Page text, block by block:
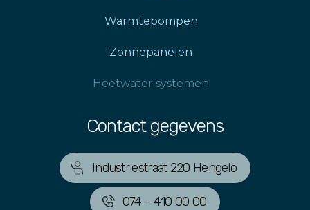
Warmtepompen
Zonnepanelen
Heetwater systemen
Contact gegevens
Industriestraat 220 Hengelo
074 - 410 00 00